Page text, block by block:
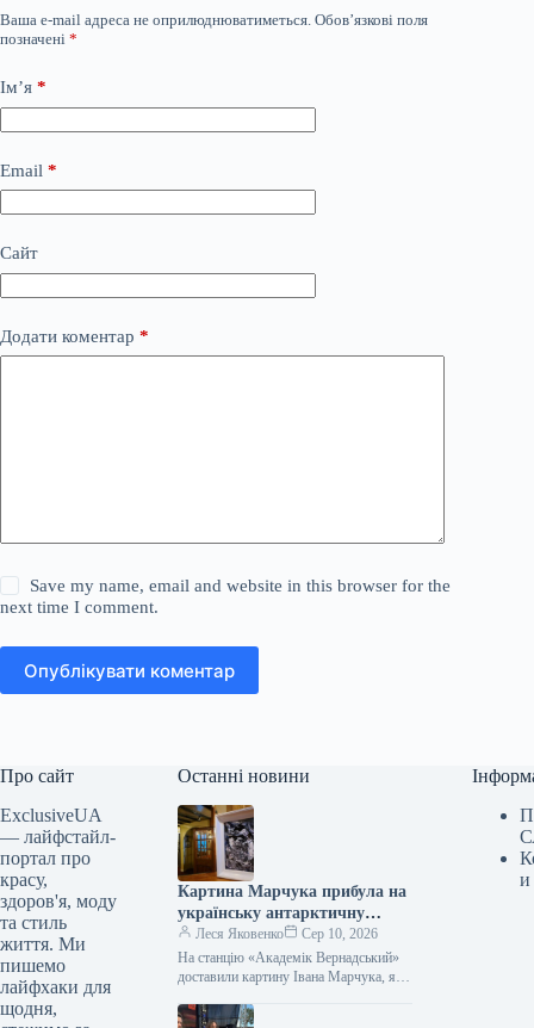
Ваша e-mail адреса не оприлюднюватиметься. Обов’язкові поля
позначені *
Ім’я *
Email *
Сайт
Додати коментар *
Save my name, email and website in this browser for the
next time I comment.
Опублікувати коментар
Про сайт
ExclusiveUA
— лайфстайл-
портал про
красу,
здоров'я, моду
та стиль
життя. Ми
пишемо
лайфхаки для
щодня,
Останні новини
Картина Марчука прибула на
українську антарктичну
станцію
Леся Яковенко
Сер 10, 2026
На станцію «Академік Вернадський»
доставили картину Івана Марчука, яку
полярникам На антарктичну станцію
и